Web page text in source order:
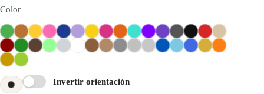
Color
Invertir orientación